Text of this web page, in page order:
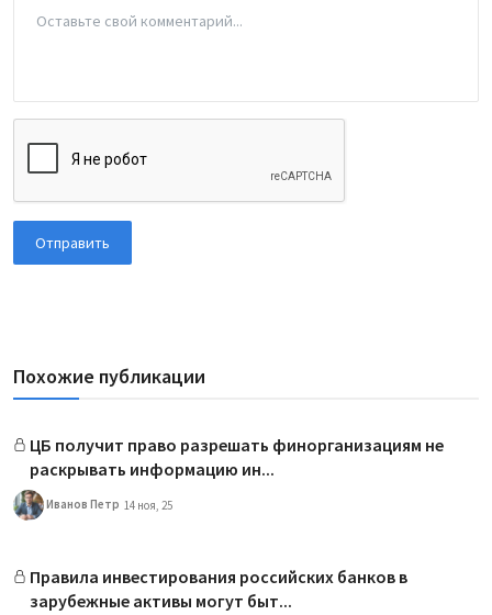
Отправить
Похожие публикации
ЦБ получит право разрешать финорганизациям не
раскрывать информацию ин...
Иванов Петр 14 ноя, 25
Правила инвестирования российских банков в
зарубежные активы могут быт...